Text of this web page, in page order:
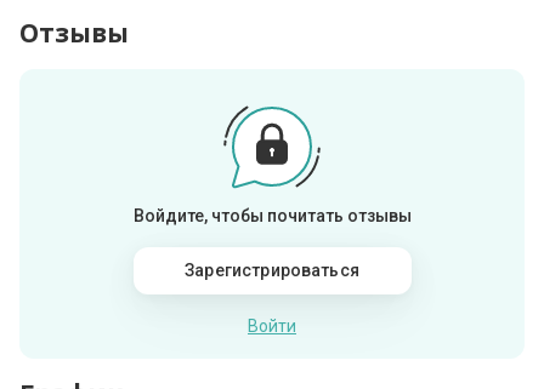
Отзывы
Войдите, чтобы почитать отзывы
Зарегистрироваться
Войти